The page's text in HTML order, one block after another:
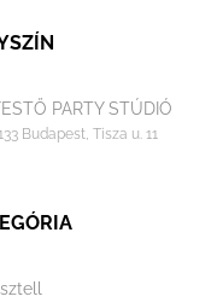
PARTY STÚDIÓ
Budapest, Tisza u. 11